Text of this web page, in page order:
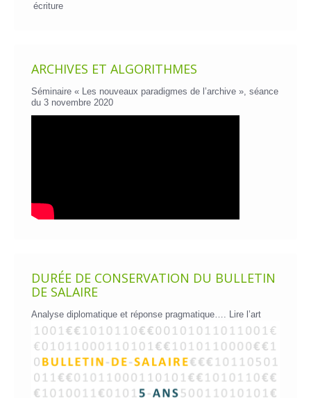
écriture
ARCHIVES ET ALGORITHMES
Séminaire « Les nouveaux paradigmes de l’archive », séance
du 3 novembre 2020
DURÉE DE CONSERVATION DU BULLETIN
DE SALAIRE
Analyse diplomatique et réponse pragmatique…. Lire l’art